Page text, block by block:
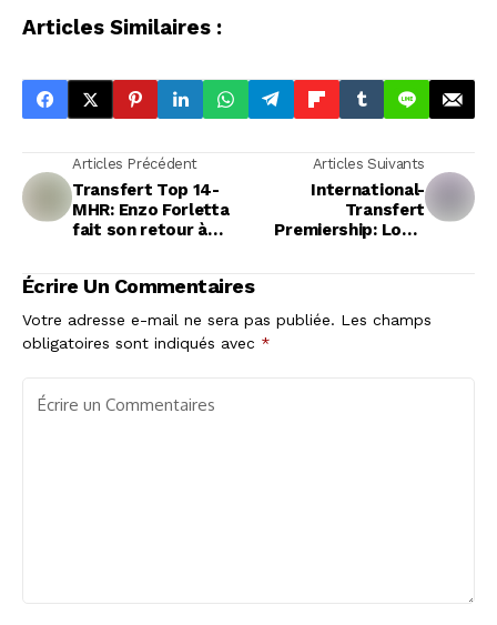
Articles Similaires :
Articles Précédent
Transfert Top 14-
MHR: Enzo Forletta
fait son retour à
Articles Suivants
International-
Transfert
Premiership: Louis
Écrire Un Commentaires
Votre adresse e-mail ne sera pas publiée. Les champs
obligatoires sont indiqués avec *